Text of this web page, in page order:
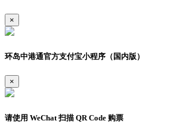
×
环岛中港通官方支付宝小程序（国内版）
×
请使用 WeChat 扫描 QR Code 购票